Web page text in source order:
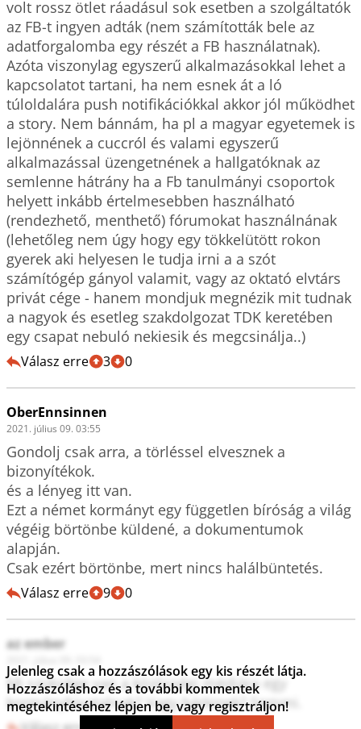
volt rossz ötlet ráadásul sok esetben a szolgáltatók
az FB-t ingyen adták (nem számították bele az
adatforgalomba egy részét a FB használatnak).
Azóta viszonylag egyszerű alkalmazásokkal lehet a
kapcsolatot tartani, ha nem esnek át a ló
túloldalára push notifikációkkal akkor jól működhet
a story. Nem bánnám, ha pl a magyar egyetemek is
lejönnének a cuccról és valami egyszerű
alkalmazással üzengetnének a hallgatóknak az
semlenne hátrány ha a Fb tanulmányi csoportok
helyett inkább értelmesebben használható
(rendezhető, menthető) fórumokat használnának
(lehetőleg nem úgy hogy egy tökkelütött rokon
gyerek aki helyesen le tudja irni a a szót
számítógép gányol valamit, vagy az oktató elvtárs
privát cége - hanem mondjuk megnézik mit tudnak
a nagyok és esetleg szakdolgozat TDK keretében
egy csapat nebuló nekiesik és megcsinálja..)
Válasz erre 3 0
OberEnnsinnen
2021. július 09. 03:55
Gondolj csak arra, a törléssel elvesznek a
bizonyítékok.
és a lényeg itt van.
Ezt a német kormányt egy független bíróság a világ
végéig börtönbe küldené, a dokumentumok
alapján.
Csak ezért börtönbe, mert nincs halálbüntetés.
Válasz erre 9 0
az ember
Mi szüksége van a közösségi médiára egy
kormányhivatalnak? Vagy bárkinek? Semmi.
Jelenleg csak a hozzászólások egy kis részét látja.
Hozzászóláshoz és a további kommentek
megtekintéséhez lépjen be, vagy regisztráljon!